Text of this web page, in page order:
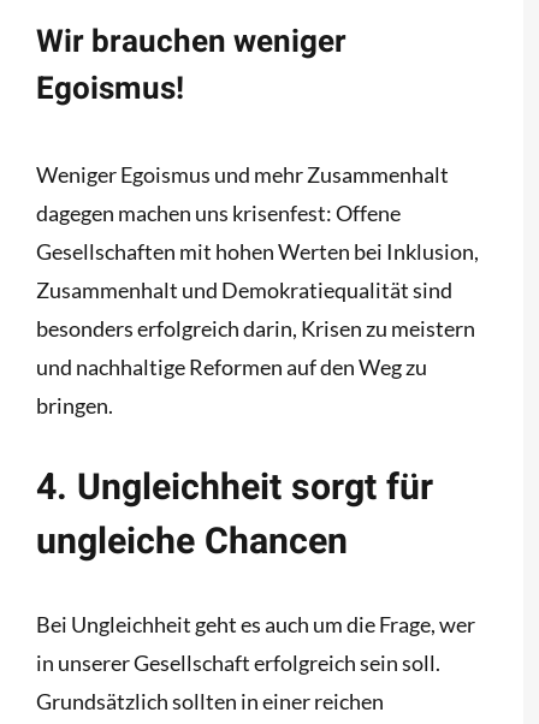
Wir brauchen weniger
Egoismus!
Weniger Egoismus und mehr Zusammenhalt
dagegen machen uns krisenfest: Offene
Gesellschaften mit hohen Werten bei Inklusion,
Zusammenhalt und Demokratiequalität sind
besonders erfolgreich darin, Krisen zu meistern
und nachhaltige Reformen auf den Weg zu
bringen.
4. Ungleichheit sorgt für
ungleiche Chancen
Bei Ungleichheit geht es auch um die Frage, wer
in unserer Gesellschaft erfolgreich sein soll.
Grundsätzlich sollten in einer reichen